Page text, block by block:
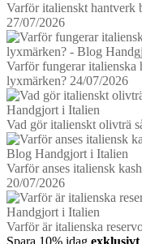
Varför italienskt hantverk
27/07/2026
Varför fungerar italienska
lyxmärken? 24/07/2026
Vad gör italienskt olivträ
Varför anses italiensk
20/07/2026
Varför är italienska